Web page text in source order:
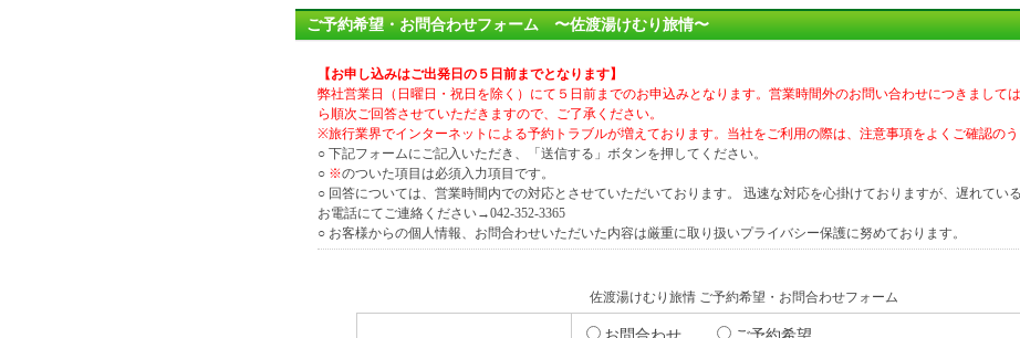
ご予約希望・お問合わせフォーム 〜佐渡湯けむり旅情〜
【お申し込みはご出発日の５日前までとなります】
弊社営業日（日曜日・祝日を除く）にて５日前までのお申込みとなります。営業時間外のお問い合わせにつきまして
ら順次ご回答させていただきますので、ご了承ください。
※旅行業界でインターネットによる予約トラブルが増えております。当社をご利用の際は、注意事項をよくご確認のう
○ 下記フォームにご記入いただき、「送信する」ボタンを押してください。
○ ※のついた項目は必須入力項目です。
○ 回答については、営業時間内での対応とさせていただいております。 迅速な対応を心掛けておりますが、遅れてい
お電話にてご連絡ください→042-352-3365
○ お客様からの個人情報、お問合わせいただいた内容は厳重に取り扱いプライバシー保護に努めております。
佐渡湯けむり旅情 ご予約希望・お問合わせフォーム